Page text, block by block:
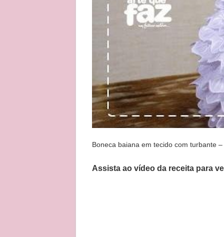
Boneca baiana em tecido com turbante
Assista ao vídeo da receita para